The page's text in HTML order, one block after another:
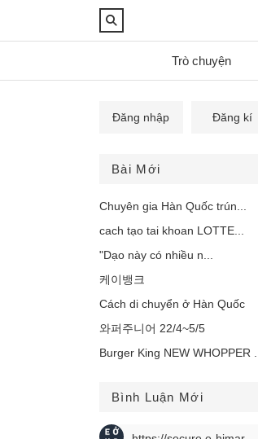
Trò chuyện
Đăng nhập Đăng kí
Bài Mới
Chuyên gia Hàn Quốc trún...
cach tạo tai khoan LOTTE...
"Dạo này có nhiều n...
케이뱅크
Cách di chuyển ở Hàn Quốc
와퍼주니어 22/4~5/5
Burger King NEW WHOPPER ...
Bình Luận Mới